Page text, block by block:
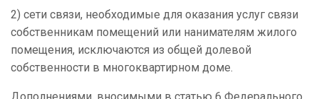
2) сети связи, необходимые для оказания услуг связи
собственникам помещений или нанимателям жилого
помещения, исключаются из общей долевой
собственности в многоквартирном доме.